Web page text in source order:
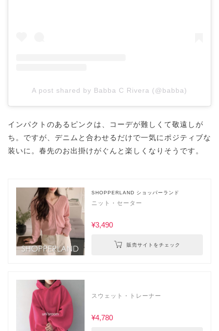
A post shared by Babba C Rivera (@babba)
インパクトのあるピンクは、コーデが難しくて敬遠しが
ち。ですが、デニムと合わせるだけで一気にポジティブな
装いに。春先のお出掛けがぐんと楽しくなりそうです。
SHOPPERLAND ショッパーランド
ニット・セーター
¥3,490
販売サイトをチェック
スウェット・トレーナー
¥4,780